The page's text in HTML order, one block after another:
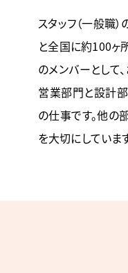
スタッフ（一般職
と全国に約100ヶ
のメンバーとして
営業部門と設計
の仕事です。他の
を大切にしていま